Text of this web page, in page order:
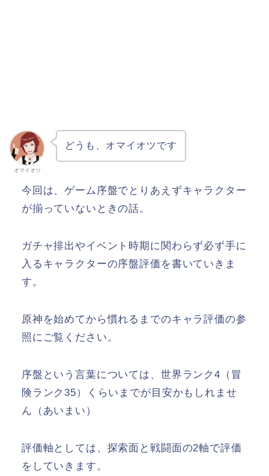
オマイオツ
どうも、オマイオツです
今回は、ゲーム序盤でとりあえずキャラクター
が揃っていないときの話。
ガチャ排出やイベント時期に関わらず必ず手に
入るキャラクターの序盤評価を書いていきま
す。
原神を始めてから慣れるまでのキャラ評価の参
照にご覧ください。
序盤という言葉については、世界ランク4（冒
険ランク35）くらいまでが目安かもしれませ
ん（あいまい）
評価軸としては、探索面と戦闘面の2軸で評価
をしていきます。